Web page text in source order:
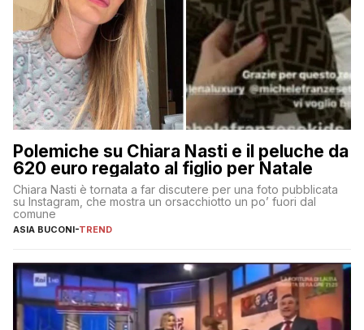
Polemiche su Chiara Nasti e il peluche da
620 euro regalato al figlio per Natale
Chiara Nasti è tornata a far discutere per una foto pubblicata
su Instagram, che mostra un orsacchiotto un po’ fuori dal
comune
ASIA BUCONI-TREND